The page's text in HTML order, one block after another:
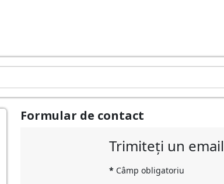
Formular de contact
Trimiteți un email
* Câmp obligatoriu